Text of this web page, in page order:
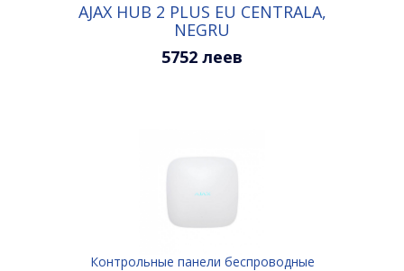
AJAX HUB 2 PLUS EU CENTRALA,
NEGRU
5752 леев
Контрольные панели беспроводные